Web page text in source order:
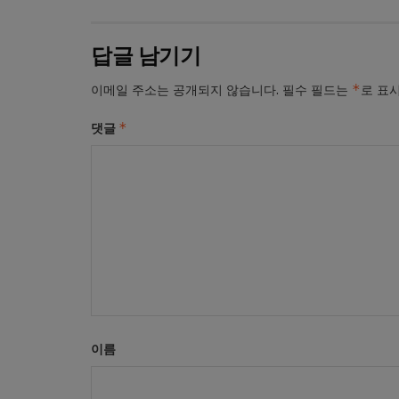
답글 남기기
이메일 주소는 공개되지 않습니다. 필수 필드는 *로 표
댓글 *
이름